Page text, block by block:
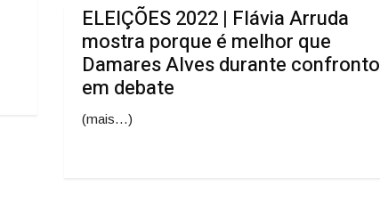
ELEIÇÕES 2022 | Flávia Arruda
mostra porque é melhor que
Damares Alves durante confronto
em debate
(mais…)